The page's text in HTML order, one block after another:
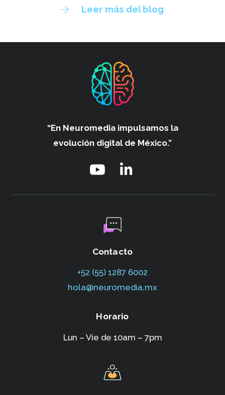
Leer más del blog
“En Neuromedia impulsamos la
evolución digital de México.”
Contacto
+52 (55) 1287 6002‬
hola@neuromedia.mx
Horario
Lun – Vie de 10am – 7pm